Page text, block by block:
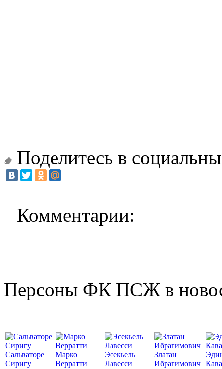
Поделитесь в
Комментарии:
Персоны ФК ПСЖ в
Сальваторе
Сиригу
Марко
Верратти
Эсекьель
Лавесси
Златан
Ибрагимович